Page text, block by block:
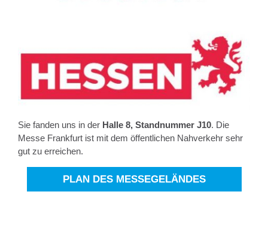
Sie fanden uns in der Halle 8, Standnummer J10. Die
Messe Frankfurt ist mit dem öffentlichen Nahverkehr sehr
gut zu erreichen.
PLAN DES MESSEGELÄNDES